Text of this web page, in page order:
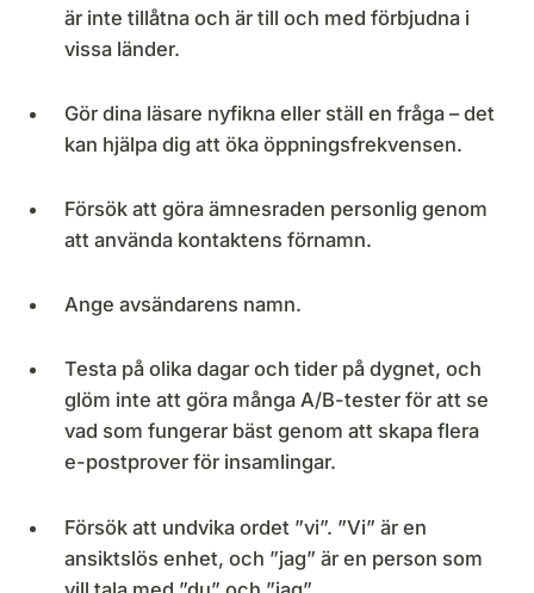
är inte tillåtna och är till och med förbjudna i
vissa länder.
Gör dina läsare nyfikna eller ställ en fråga – det
kan hjälpa dig att öka öppningsfrekvensen.
Försök att göra ämnesraden personlig genom
att använda kontaktens förnamn.
Ange avsändarens namn.
Testa på olika dagar och tider på dygnet, och
glöm inte att göra många A/B-tester för att se
vad som fungerar bäst genom att skapa flera
e-postprover för insamlingar.
Försök att undvika ordet ”vi”. ”Vi” är en
ansiktslös enhet, och ”jag” är en person som